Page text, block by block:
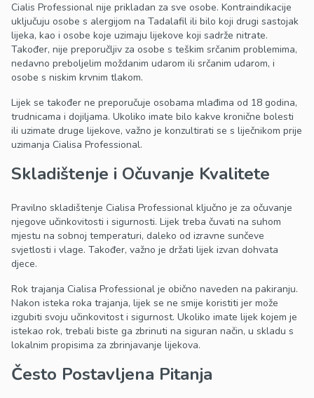
Cialis Professional nije prikladan za sve osobe. Kontraindikacije
uključuju osobe s alergijom na Tadalafil ili bilo koji drugi sastojak
lijeka, kao i osobe koje uzimaju lijekove koji sadrže nitrate.
Također, nije preporučljiv za osobe s teškim srčanim problemima,
nedavno preboljelim moždanim udarom ili srčanim udarom, i
osobe s niskim krvnim tlakom.
Lijek se također ne preporučuje osobama mlađima od 18 godina,
trudnicama i dojiljama. Ukoliko imate bilo kakve kronične bolesti
ili uzimate druge lijekove, važno je konzultirati se s liječnikom prije
uzimanja Cialisa Professional.
Skladištenje i Očuvanje Kvalitete
Pravilno skladištenje Cialisa Professional ključno je za očuvanje
njegove učinkovitosti i sigurnosti. Lijek treba čuvati na suhom
mjestu na sobnoj temperaturi, daleko od izravne sunčeve
svjetlosti i vlage. Također, važno je držati lijek izvan dohvata
djece.
Rok trajanja Cialisa Professional je obično naveden na pakiranju.
Nakon isteka roka trajanja, lijek se ne smije koristiti jer može
izgubiti svoju učinkovitost i sigurnost. Ukoliko imate lijek kojem je
istekao rok, trebali biste ga zbrinuti na siguran način, u skladu s
lokalnim propisima za zbrinjavanje lijekova.
Često Postavljena Pitanja